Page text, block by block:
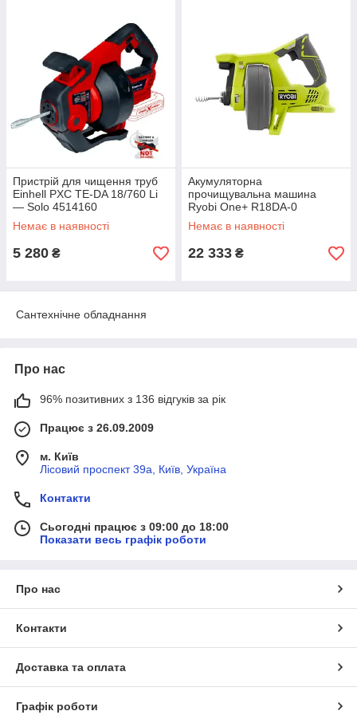
Пристрій для чищення труб
Einhell PXC TE-DA 18/760 Li
— Solo 4514160
Немає в наявності
5 280 ₴
Акумуляторна
прочищувальна машина
Ryobi One+ R18DA-0
Немає в наявності
22 333 ₴
Сантехнічне обладнання
Про нас
96% позитивних з 136 відгуків за рік
Працює з 26.09.2009
м. Київ
Лісовий проспект 39а, Київ, Україна
Контакти
Сьогодні працює з 09:00 до 18:00
Показати весь графік роботи
Про нас
Контакти
Доставка та оплата
Графік роботи